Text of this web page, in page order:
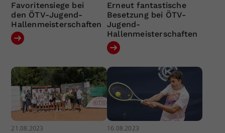
Favoritensiege bei
den ÖTV-Jugend-
Hallenmeisterschaften
Erneut fantastische
Besetzung bei ÖTV-
Jugend-
Hallenmeisterschaften
21.08.2023 16.08.2023